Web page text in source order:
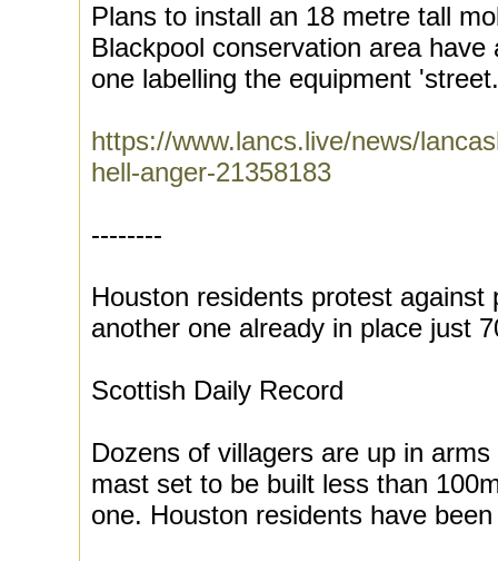
Plans to install an 18 metre tall
Blackpool conservation area
one labelling the equipment
https://www.lancs.live/news/
hell-anger-21358183
--------
Houston residents protest
another one already in place just
Scottish Daily Record
Dozens of villagers are up in
mast set to be built less than
one. Houston residents have